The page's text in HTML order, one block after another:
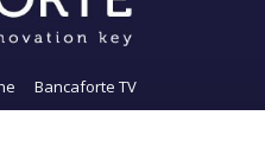
Bancaforte TV